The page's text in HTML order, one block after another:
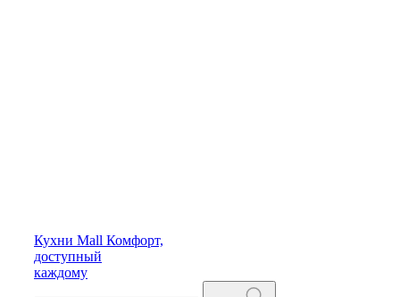
Кухни Mall Комфорт,
доступный
каждому